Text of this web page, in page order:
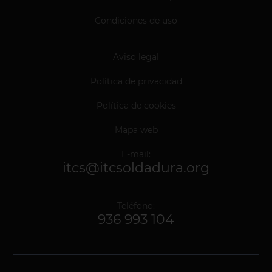
Condiciones de uso
Aviso legal
Política de privacidad
Política de cookies
Mapa web
E-mail:
itcs@itcsoldadura.org
Teléfono:
936 993 104